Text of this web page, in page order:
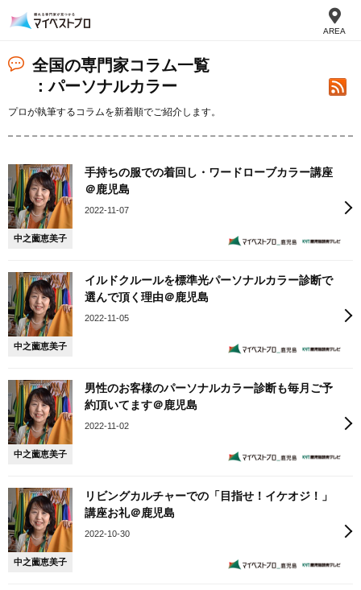
AREA
全国の専門家コラム一覧
：パーソナルカラー
プロが執筆するコラムを新着順でご紹介します。
中之薗恵美子
手持ちの服での着回し・ワードローブカラー講座
＠鹿児島
2022-11-07
中之薗恵美子
イルドクルールを標準光パーソナルカラー診断で
選んで頂く理由＠鹿児島
2022-11-05
中之薗恵美子
男性のお客様のパーソナルカラー診断も毎月ご予
約頂いてます＠鹿児島
2022-11-02
中之薗恵美子
リビングカルチャーでの「目指せ！イケオジ！」
講座お礼＠鹿児島
2022-10-30